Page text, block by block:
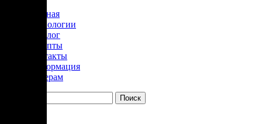
Главная
Технологии
Каталог
Рецепты
Контакты
Информация
Дилерам